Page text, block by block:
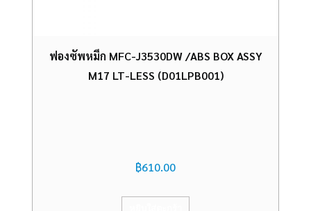
ฟองซัพหมึก MFC-J3530DW /ABS BOX ASSY
M17 LT-LESS (D01LPB001)
฿610.00